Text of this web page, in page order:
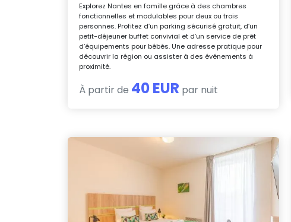
Explorez Nantes en famille grâce à des chambres
fonctionnelles et modulables pour deux ou trois
personnes. Profitez d’un parking sécurisé gratuit, d’un
petit-déjeuner buffet convivial et d’un service de prêt
d’équipements pour bébés. Une adresse pratique pour
découvrir la région ou assister à des événements à
proximité.
À partir de 40 EUR par nuit